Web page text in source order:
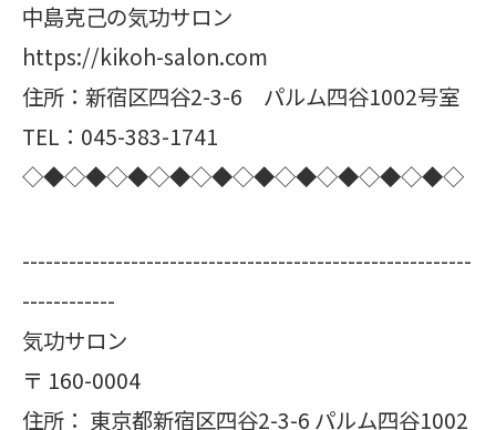
中島克己の気功サロン
https://kikoh-salon.com
住所：新宿区四谷2-3-6 パルム四谷1002号室
TEL：045-383-1741
◇◆◇◆◇◆◇◆◇◆◇◆◇◆◇◆◇◆◇◆◇
----------------------------------------------------------
------------
気功サロン
〒 160-0004
住所： 東京都新宿区四谷2-3-6 パルム四谷1002